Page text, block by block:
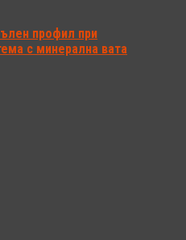
профил при
с минерална вата